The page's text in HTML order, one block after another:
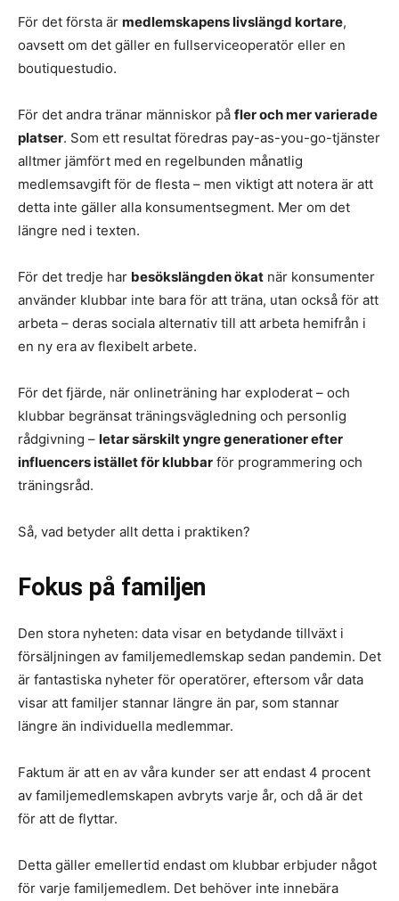
För det första är medlemskapens livslängd kortare,
oavsett om det gäller en fullserviceoperatör eller en
boutiquestudio.
För det andra tränar människor på fler och mer varierade
platser. Som ett resultat föredras pay-as-you-go-tjänster
alltmer jämfört med en regelbunden månatlig
medlemsavgift för de flesta – men viktigt att notera är att
detta inte gäller alla konsumentsegment. Mer om det
längre ned i texten.
För det tredje har besökslängden ökat när konsumenter
använder klubbar inte bara för att träna, utan också för att
arbeta – deras sociala alternativ till att arbeta hemifrån i
en ny era av flexibelt arbete.
För det fjärde, när onlineträning har exploderat – och
klubbar begränsat träningsvägledning och personlig
rådgivning – letar särskilt yngre generationer efter
influencers istället för klubbar för programmering och
träningsråd.
Så, vad betyder allt detta i praktiken?
Fokus på familjen
Den stora nyheten: data visar en betydande tillväxt i
försäljningen av familjemedlemskap sedan pandemin. Det
är fantastiska nyheter för operatörer, eftersom vår data
visar att familjer stannar längre än par, som stannar
längre än individuella medlemmar.
Faktum är att en av våra kunder ser att endast 4 procent
av familjemedlemskapen avbryts varje år, och då är det
för att de flyttar.
Detta gäller emellertid endast om klubbar erbjuder något
för varje familjemedlem. Det behöver inte innebära